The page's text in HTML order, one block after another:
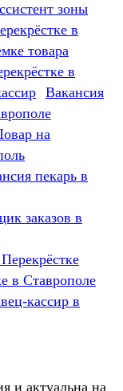
зоны
в
в
Вакансия
на
пекарь в
заказов в
в Ставрополе
кассир в
и актуальна на